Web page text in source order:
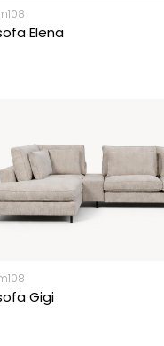
Elena
Gigi